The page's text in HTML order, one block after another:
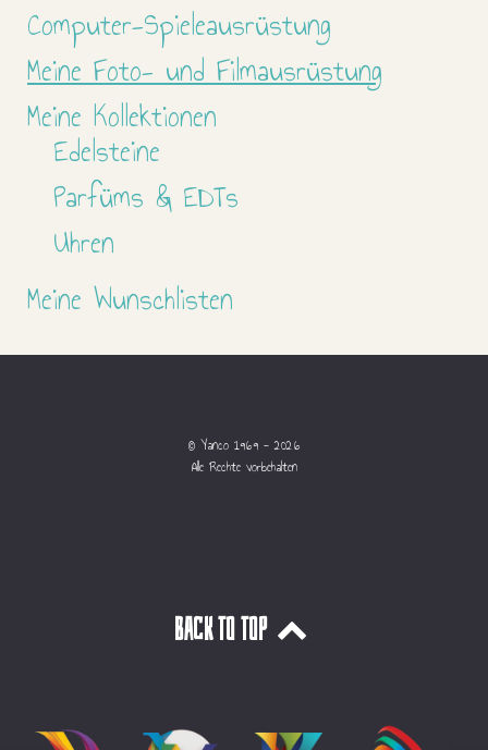
Computer-Spieleausrüstung
Meine Foto- und Filmausrüstung
Meine Kollektionen
Edelsteine
Parfüms & EDTs
Uhren
Meine Wunschlisten
© Yanco 1969 - 2026
Alle Rechte vorbehalten
Back to top